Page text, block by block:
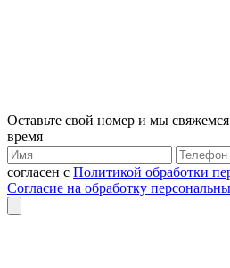
Оставьте свой номер и мы
время
согласен с Политикой обработки
Согласие на обработку